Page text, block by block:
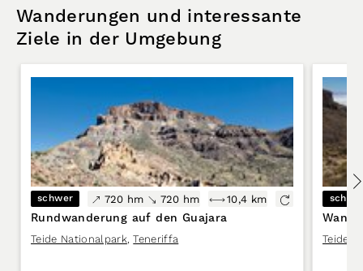
Wanderungen und interessante
Ziele in der Umgebung
schwer 720 hm 720 hm 10,4 km
Rundwanderung auf den Guajara
Teide Nationalpark, Teneriffa Teide